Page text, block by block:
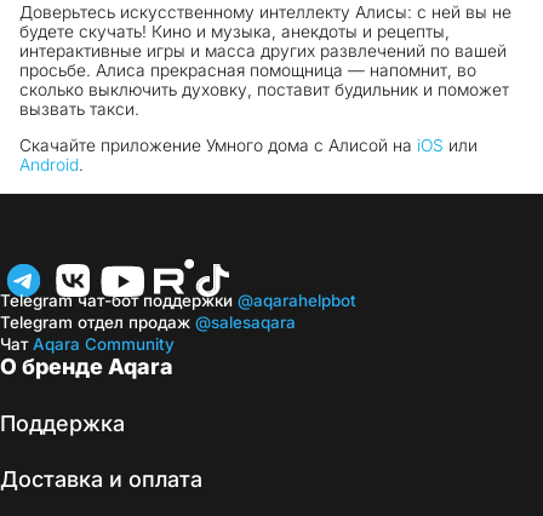
Доверьтесь искусственному интеллекту Алисы: с ней вы не
будете скучать! Кино и музыка, анекдоты и рецепты,
интерактивные игры и масса других развлечений по вашей
просьбе. Алиса прекрасная помощница — напомнит, во
сколько выключить духовку, поставит будильник и поможет
вызвать такси.
Скачайте приложение Умного дома с Алисой на iOS или
Android.
О бренде Aqara
Поддержка
Доставка и оплата
Telegram чат-бот поддержки @aqarahelpbot
Telegram отдел продаж @salesaqara
ЧатAqara Community